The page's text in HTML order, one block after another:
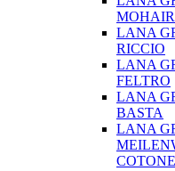
LANA
RICCIO
LANA
FELTRO
LANA
BASTA
LANA